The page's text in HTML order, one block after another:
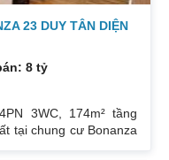
23 DUY TÂN DIỆN
8 tỷ
3WC, 174m² tầng
tại chung cư Bonanza